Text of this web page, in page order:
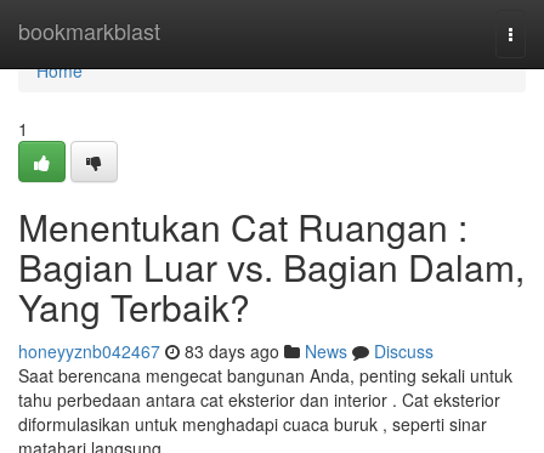
bookmarkblast
Home
Home
1
Menentukan Cat Ruangan :
Bagian Luar vs. Bagian Dalam,
Yang Terbaik?
honeyyznb042467 83 days ago News
Discuss
Saat berencana mengecat bangunan Anda, penting sekali untuk
tahu perbedaan antara cat eksterior dan interior . Cat eksterior
diformulasikan untuk menghadapi cuaca buruk , seperti sinar
matahari langsung,